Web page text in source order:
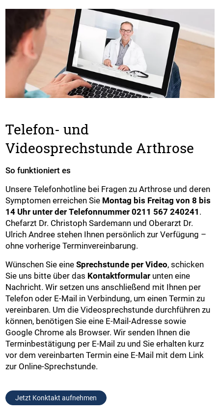
Telefon- und
Videosprechstunde Arthrose
So funktioniert es
Unsere Telefonhotline bei Fragen zu Arthrose und deren
Symptomen erreichen Sie Montag bis Freitag von 8 bis
14 Uhr unter der Telefonnummer 0211 567 240241 .
Chefarzt Dr. Christoph Sardemann und Oberarzt Dr.
Ulrich Andree stehen Ihnen persönlich zur Verfügung –
ohne vorherige Terminvereinbarung.
Wünschen Sie eineSprechstunde per Video, schicken
Sie uns bitte über das Kontaktformular unten eine
Nachricht. Wir setzen uns anschließend mit Ihnen per
Telefon oder E-Mail in Verbindung, um einen Termin zu
vereinbaren. Um die Videosprechstunde durchführen zu
können, benötigen Sie eine E-Mail-Adresse sowie
Google Chrome als Browser. Wir senden Ihnen die
Terminbestätigung per E-Mail zu und Sie erhalten kurz
vor dem vereinbarten Termin eine E-Mail mit dem Link
zur Online-Sprechstunde.
Jetzt Konktakt aufnehmen